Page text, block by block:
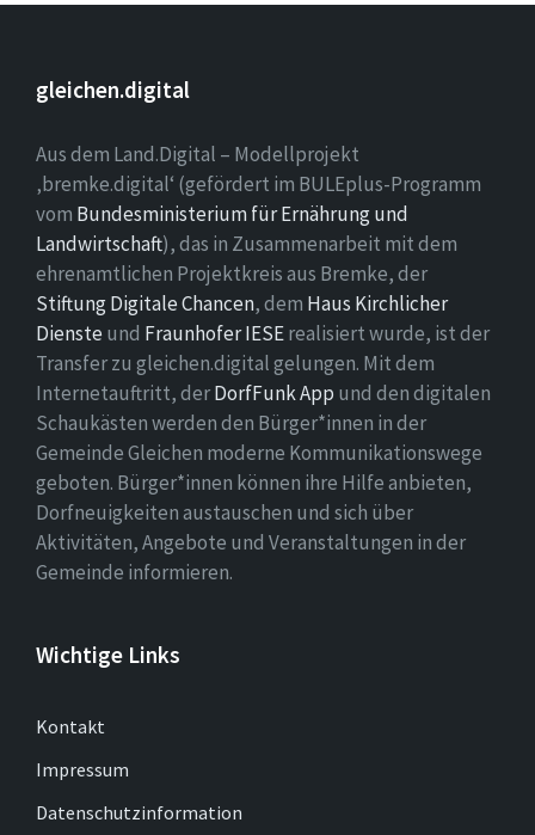
gleichen.digital
Aus dem Land.Digital – Modellprojekt
‚bremke.digital‘ (gefördert im BULEplus-Programm
vom Bundesministerium für Ernährung und
Landwirtschaft), das in Zusammenarbeit mit dem
ehrenamtlichen Projektkreis aus Bremke, der
Stiftung Digitale Chancen, dem Haus Kirchlicher
Dienste und Fraunhofer IESErealisiert wurde, ist der
Transfer zu gleichen.digital gelungen. Mit dem
Internetauftritt, derDorfFunk App und den digitalen
Schaukästen werden den Bürger*innen in der
Gemeinde Gleichen moderne Kommunikationswege
geboten. Bürger*innen können ihre Hilfe anbieten,
Dorfneuigkeiten austauschen und sich über
Aktivitäten, Angebote und Veranstaltungen in der
Gemeinde informieren.
Wichtige Links
Kontakt
Impressum
Datenschutzinformation